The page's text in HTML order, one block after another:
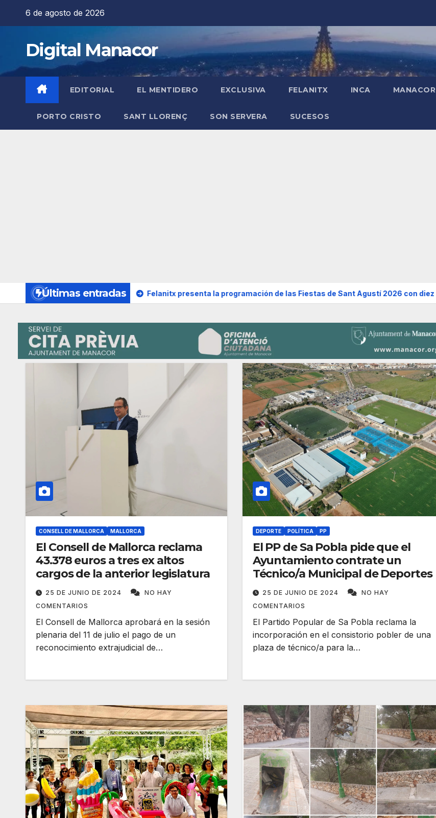
6 de agosto de 2026
Digital Manacor
EDITORIAL EL MENTIDERO EXCLUSIVA FELANITX INCA MANACOR
PORTO CRISTO SANT LLORENÇ SON SERVERA SUCESOS
Últimas entradas
usuarios Felanitx presenta la programación de las Fiestas de Sant Agustí 2026 con diez días de verbenas
CONSELL DE MALLORCA MALLORCA
El Consell de Mallorca reclama
43.378 euros a tres ex altos
cargos de la anterior legislatura
25 DE JUNIO DE 2024
NO HAY
COMENTARIOS
El Consell de Mallorca aprobará en la sesión
plenaria del 11 de julio el pago de un
reconocimiento extrajudicial de…
DEPORTE POLÍTICA PP
El PP de Sa Pobla pide que el
Ayuntamiento contrate un
Técnico/a Municipal de Deportes
25 DE JUNIO DE 2024
NO HAY
COMENTARIOS
El Partido Popular de Sa Pobla reclama la
incorporación en el consistorio pobler de una
plaza de técnico/a para la…